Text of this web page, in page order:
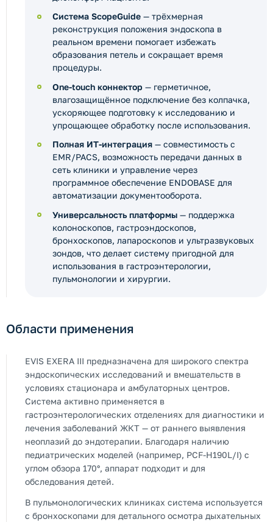
Система ScopeGuide — трёхмерная
реконструкция положения эндоскопа в
реальном времени помогает избежать
образования петель и сокращает время
процедуры.
One-touch коннектор — герметичное,
влагозащищённое подключение без колпачка,
ускоряющее подготовку к исследованию и
упрощающее обработку после использования.
Полная ИТ-интеграция — совместимость с
EMR/PACS, возможность передачи данных в
сеть клиники и управление через
программное обеспечение ENDOBASE для
автоматизации документооборота.
Универсальность платформы — поддержка
колоноскопов, гастроэндоскопов,
бронхоскопов, лапароскопов и ультразвуковых
зондов, что делает систему пригодной для
использования в гастроэнтерологии,
пульмонологии и хирургии.
Области применения
EVIS EXERA III предназначена для широкого спектра
эндоскопических исследований и вмешательств в
условиях стационара и амбулаторных центров.
Система активно применяется в
гастроэнтерологических отделениях для диагностики и
лечения заболеваний ЖКТ — от раннего выявления
неоплазий до эндотерапии. Благодаря наличию
педиатрических моделей (например, PCF-H190L/I) с
углом обзора 170°, аппарат подходит и для
обследования детей.
В пульмонологических клиниках система используется
с бронхоскопами для детального осмотра дыхательных